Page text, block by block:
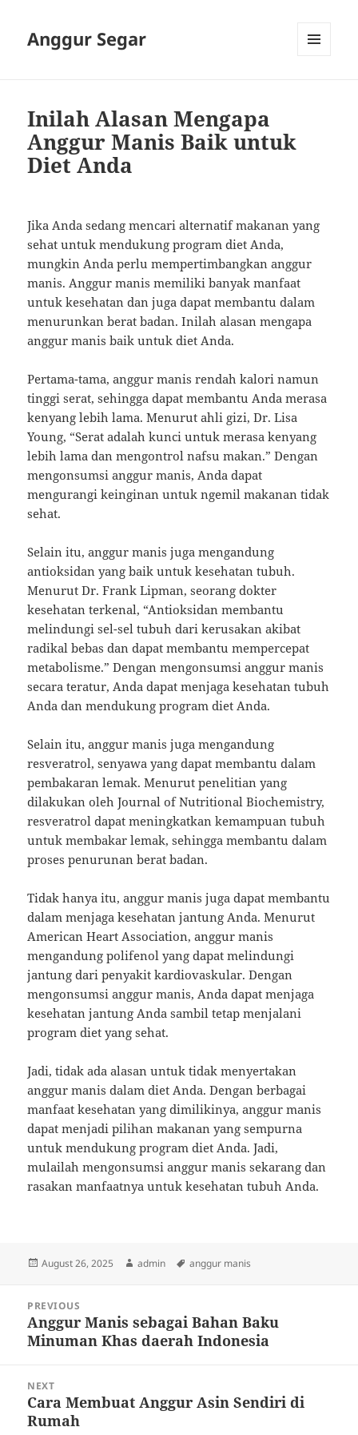
Anggur Segar
Inilah Alasan Mengapa
Anggur Manis Baik untuk
Diet Anda
Jika Anda sedang mencari alternatif makanan yang
sehat untuk mendukung program diet Anda,
mungkin Anda perlu mempertimbangkan anggur
manis. Anggur manis memiliki banyak manfaat
untuk kesehatan dan juga dapat membantu dalam
menurunkan berat badan. Inilah alasan mengapa
anggur manis baik untuk diet Anda.
Pertama-tama, anggur manis rendah kalori namun
tinggi serat, sehingga dapat membantu Anda merasa
kenyang lebih lama. Menurut ahli gizi, Dr. Lisa
Young, “Serat adalah kunci untuk merasa kenyang
lebih lama dan mengontrol nafsu makan.” Dengan
mengonsumsi anggur manis, Anda dapat
mengurangi keinginan untuk ngemil makanan tidak
sehat.
Selain itu, anggur manis juga mengandung
antioksidan yang baik untuk kesehatan tubuh.
Menurut Dr. Frank Lipman, seorang dokter
kesehatan terkenal, “Antioksidan membantu
melindungi sel-sel tubuh dari kerusakan akibat
radikal bebas dan dapat membantu mempercepat
metabolisme.” Dengan mengonsumsi anggur manis
secara teratur, Anda dapat menjaga kesehatan tubuh
Anda dan mendukung program diet Anda.
Selain itu, anggur manis juga mengandung
resveratrol, senyawa yang dapat membantu dalam
pembakaran lemak. Menurut penelitian yang
dilakukan oleh Journal of Nutritional Biochemistry,
resveratrol dapat meningkatkan kemampuan tubuh
untuk membakar lemak, sehingga membantu dalam
proses penurunan berat badan.
Tidak hanya itu, anggur manis juga dapat membantu
dalam menjaga kesehatan jantung Anda. Menurut
American Heart Association, anggur manis
mengandung polifenol yang dapat melindungi
jantung dari penyakit kardiovaskular. Dengan
mengonsumsi anggur manis, Anda dapat menjaga
kesehatan jantung Anda sambil tetap menjalani
program diet yang sehat.
Jadi, tidak ada alasan untuk tidak menyertakan
anggur manis dalam diet Anda. Dengan berbagai
manfaat kesehatan yang dimilikinya, anggur manis
dapat menjadi pilihan makanan yang sempurna
untuk mendukung program diet Anda. Jadi,
mulailah mengonsumsi anggur manis sekarang dan
rasakan manfaatnya untuk kesehatan tubuh Anda.
Posted
August 26, 2025 Author
admin Tags
anggur manis
navigation
PREVIOUS
Previous
post:
Anggur Manis sebagai Bahan Baku
Minuman Khas daerah Indonesia
NEXT
Next
post:
Cara Membuat Anggur Asin Sendiri di
Rumah